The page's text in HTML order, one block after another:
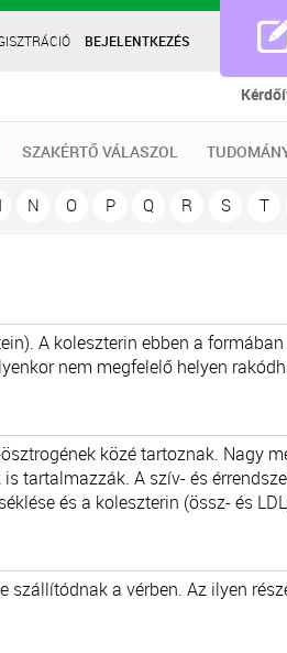
BEJELENTKEZÉS
SZAKÉRTŐ VÁLASZOL
N O P Q R S T
A koleszterin ebben a
nem megfelelő helyen
közé tartoznak. Nagy
tartalmazzák. A szív- és
és a koleszterin (össz- és
a vérben. Az ilyen